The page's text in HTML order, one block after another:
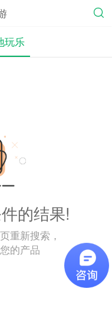
玩乐
的结果!
重新搜索，
的产品